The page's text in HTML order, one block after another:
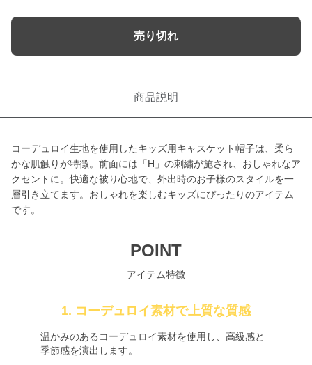
売り切れ
商品説明
コーデュロイ生地を使用したキッズ用キャスケット帽子は、柔ら
かな肌触りが特徴。前面には「H」の刺繍が施され、おしゃれなア
クセントに。快適な被り心地で、外出時のお子様のスタイルを一
層引き立てます。おしゃれを楽しむキッズにぴったりのアイテム
です。
POINT
アイテム特徴
1. コーデュロイ素材で上質な質感
温かみのあるコーデュロイ素材を使用し、高級感と
季節感を演出します。